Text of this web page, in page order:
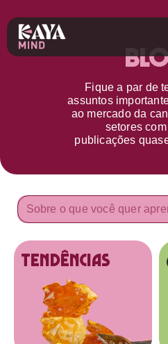
Fique a par de
assuntos
ao mercado da
setores
publicações
tendências